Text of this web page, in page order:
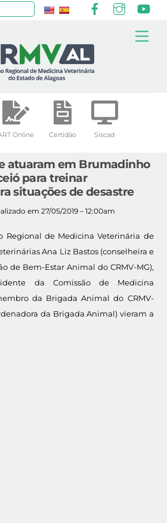
Online Certidão Siscad
atuaram em Brumadinho
para treinar
situações de desastre
em 27/05/2019 – 12:00am
Regional de Medicina Veterinária de
Ana Liz Bastos (conselheira e
de Bem-Estar Animal do CRMV-MG),
da Comissão de Medicina
da Brigada Animal do CRMV-
da Brigada Animal) vieram a